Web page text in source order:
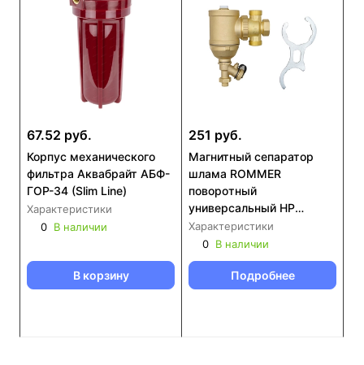
67.52 руб.
Корпус механического
фильтра Аквабрайт АБФ-
ГОР-34 (Slim Line)
Характеристики
0 В наличии
В корзину
251 руб.
Магнитный сепаратор
шлама ROMMER
поворотный
универсальный НР
корпус- латунь (RFW-
0080)
Характеристики
0 В наличии
Подробнее